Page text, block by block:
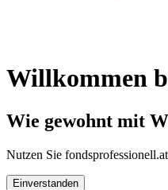
Willkommen
Wie gewohnt mit
Nutzen Sie
Einverstanden